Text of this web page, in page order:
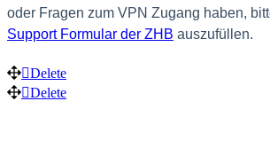
oder Fragen zum VPN Zugang haben,
Support Formular der ZHB auszufüllen.
Delete
Delete